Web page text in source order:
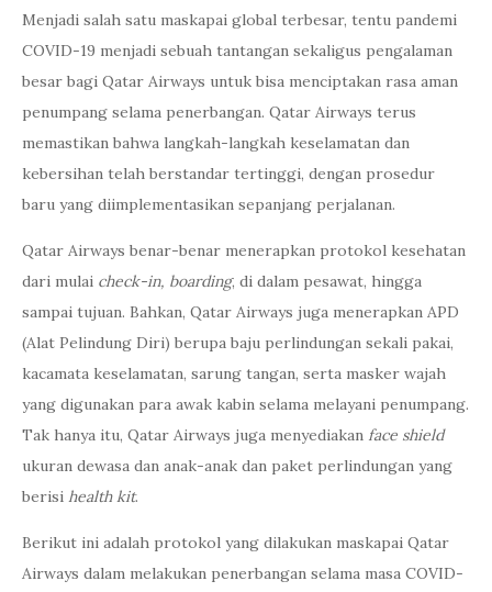
Menjadi salah satu maskapai global terbesar, tentu pandemi
COVID-19 menjadi sebuah tantangan sekaligus pengalaman
besar bagi Qatar Airways untuk bisa menciptakan rasa aman
penumpang selama penerbangan. Qatar Airways terus
memastikan bahwa langkah-langkah keselamatan dan
kebersihan telah berstandar tertinggi, dengan prosedur
baru yang diimplementasikan sepanjang perjalanan.
Qatar Airways benar-benar menerapkan protokol kesehatan
dari mulai check-in, boarding, di dalam pesawat, hingga
sampai tujuan. Bahkan, Qatar Airways juga menerapkan APD
(Alat Pelindung Diri) berupa baju perlindungan sekali pakai,
kacamata keselamatan, sarung tangan, serta masker wajah
yang digunakan para awak kabin selama melayani penumpang.
Tak hanya itu, Qatar Airways juga menyediakan face shield
ukuran dewasa dan anak-anak dan paket perlindungan yang
berisi health kit.
Berikut ini adalah protokol yang dilakukan maskapai Qatar
Airways dalam melakukan penerbangan selama masa COVID-